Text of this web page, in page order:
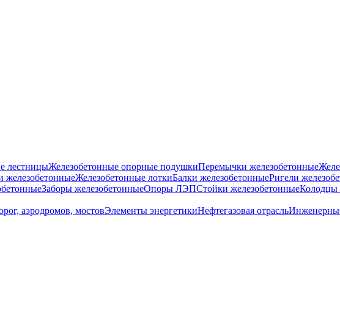
лестницыЖелезобетонные опорные подушкиПеремычки железобетонные
железобетонныеЖелезобетонные лоткиБалки железобетонныеРигели
Заборы железобетонныеОпоры ЛЭПСтойки железобетонныеКолодцы
аэродромов, мостовЭлементы энергетикиНефтегазовая отрасль